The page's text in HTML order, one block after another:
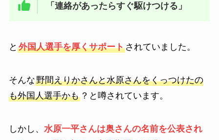
「連絡があったらすぐ駆けつける」
と 外国人選手を厚くサポートされていました。
そんな野間えりかさんと水原さんをくっつけたの
も外国人選手かも？と噂されています。
しかし、 水原一平さんは奥さんの名前を公表され